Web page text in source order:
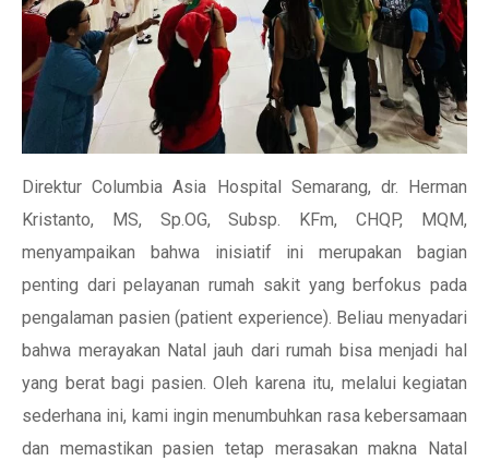
Direktur Columbia Asia Hospital Semarang, dr. Herman
Kristanto, MS, Sp.OG, Subsp. KFm, CHQP, MQM,
menyampaikan bahwa inisiatif ini merupakan bagian
penting dari pelayanan rumah sakit yang berfokus pada
pengalaman pasien (patient experience). Beliau menyadari
bahwa merayakan Natal jauh dari rumah bisa menjadi hal
yang berat bagi pasien. Oleh karena itu, melalui kegiatan
sederhana ini, kami ingin menumbuhkan rasa kebersamaan
dan memastikan pasien tetap merasakan makna Natal